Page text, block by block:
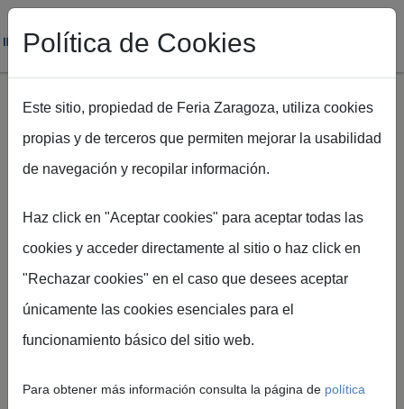
Pasar al contenido principal
el Palacio de Congresos
Feria de Zaragoza
conquistar al público
Política de Cookies
Este sitio, propiedad de Feria Zaragoza, utiliza cookies
propias y de terceros que permiten mejorar la usabilidad
de navegación y recopilar información.
Haz click en "Aceptar cookies" para aceptar todas las
cookies y acceder directamente al sitio o haz click en
"Rechazar cookies" en el caso que desees aceptar
únicamente las cookies esenciales para el
funcionamiento básico del sitio web.
Para obtener más información consulta la página de política